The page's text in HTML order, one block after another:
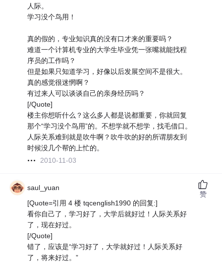
人际。
学习没个鸟用！
真的假的，专业知识真的没有口才来的重要吗？
难道一个计算机专业的大学生毕业凭一张嘴就能找程
序员的工作吗？
但是如果只知道学习，好像以后发展空间不是很大。
真的感觉很迷惘啊？
有过来人可以谈谈自己的亲身经历吗？
[/Quote]
楼主你想听什么？这么多人都是说都重要，你就回复
那个“学习没个鸟用”的。不想学就不想学，找毛借口。
人际关系难到就是吹牛啊？吹牛吹的好的所谓朋友到
时候没几个帮的上忙的。
2010-11-03
saul_yuan
[Quote=引用 4 楼 tqcenglish1990 的回复:]
看你自己了，学习好了，大学后就好过！人际关系好
了，现在好过。
[/Quote]
错了，应该是“学习好了，大学就好过！人际关系好
了，将来好过。”
赞